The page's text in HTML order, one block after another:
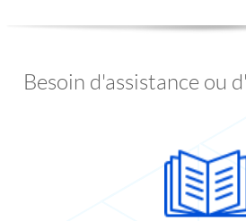
Besoin d'assistance ou